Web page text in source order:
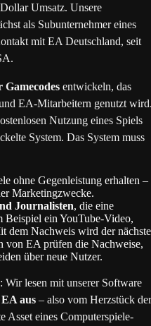
Umsatz. Unsere
als Subunternehmer eines
mit EA Deutschland, seit
Gamecodes entwickeln, das
EA-Mitarbeitern genutzt
Nutzung eines Spiels
System. Das System muss
ohne Gegenleistung erhalten –
Marketingzwecke.
Journalisten, die eine
Beispiel ein YouTube-Video,
dem Nachweis wird der nächste
von EA prüfen die Nachweise,
über neue Nutzer.
Wir lesen mit unserer Software
aus – also vom Herzstück der
Asset eines Computerspiele-